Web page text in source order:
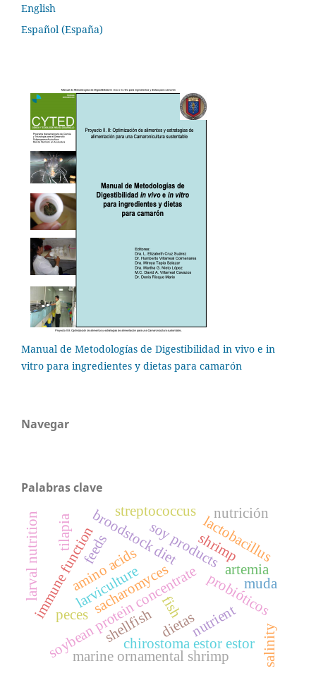
English
Español (España)
Manual de Metodologías de Digestibilidad in vivo e in
vitro para ingredientes y dietas para camarón
Navegar
Palabras clave
soy products
soybean protein concentrate
shrimp
amino acids
fish nutrient
immune functionbroodstock diet
larval nutrition
marine ornamental shrimp
probióticos
tilapia
streptococcus
lactobacillus
sacharomyces
chirostoma estor estor
larviculture
salinity
peces shellfish
feeds
artemia
nutrición
dietas
muda